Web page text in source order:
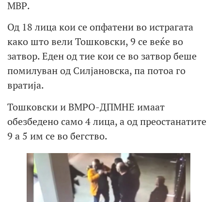
МВР.
Од 18 лица кои се опфатени во истрагата
како што вели Тошковски, 9 се веќе во
затвор. Еден од тие кои се во затвор беше
помилуван од Силјановска, па потоа го
вратија.
Тошковски и ВМРО-ДПМНЕ имаат
обезбедено само 4 лица, а од преостанатите
9 а 5 им се во бегство.